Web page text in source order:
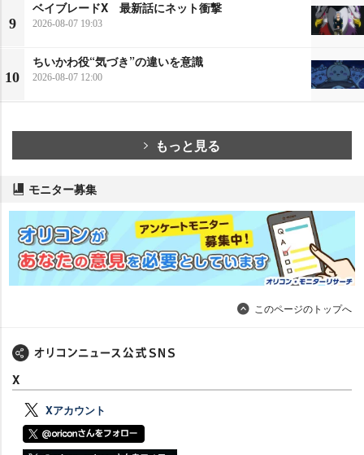
9
ベイブレードX 最新話にネット衝撃
2026-08-07 19:03
10
ちいかわ役“気づき”の違いを意識
2026-08-07 12:00
もっと見る
モニター募集
このページのトップへ
X
Xアカウント